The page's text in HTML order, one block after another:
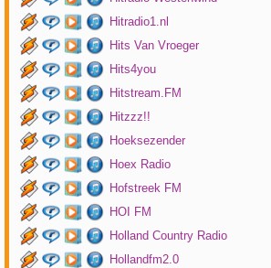
Hitradio1.nl
Hits Van Vroeger
Hits4you
Hitstream.FM
Hitzzz!!
Hoeksezender
Hoex Radio
Hofstreek FM
HOI FM
Holland Country Radio
Hollandfm2.0